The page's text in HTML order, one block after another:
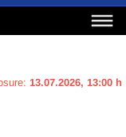
13.07.2026, 13:00 h